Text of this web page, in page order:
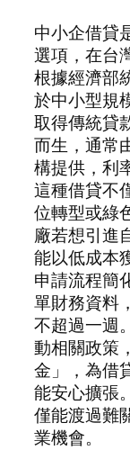
中小企借貸
選項，在台
根據經濟部
於中小型規
取得傳統貸
而生，通常
構提供，利
這種借貸不
位轉型或綠
廠若想引進
能以低成本
申請流程簡
單財務資料
不超過一週
動相關政策
金」，為借
能安心擴張
僅能渡過難
業機會。